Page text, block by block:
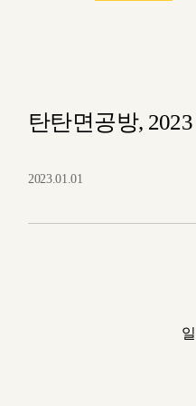
탄탄면공방,
2023.01.01